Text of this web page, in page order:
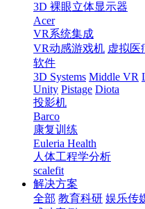
3D 裸眼立体显示器
Acer
VR系统集成
VR动感游戏机 虚拟医
软件
3D Systems Middle VR
Unity Pistage Diota
投影机
Barco
康复训练
Euleria Health
人体工程学分析
scalefit
解决方案
全部 教育科研 娱乐传